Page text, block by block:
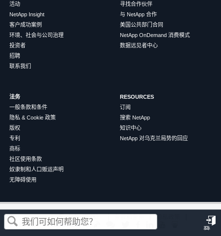
登
这篇文章对您有帮助吗？
活动
NetApp Insight
客户成功案例
环境、社会与公司治理
投资者
招聘
联系我们
寻找合作伙伴
与 NetApp 合作
美国公共部门合同
NetApp OnDemand 消费模式
数据远见者中心
法务
一般条款和条件
隐私 & Cookie 政策
版权
专利
商标
社区使用条款
奴隶制和人口贩运声明
无障碍使用
RESOURCES
订阅
搜索 NetApp
知识中心
NetApp 对乌克兰局势的回应
©2026NetApp 中文（简体）
隐私政策
Cookie 政策
Cookie 设置